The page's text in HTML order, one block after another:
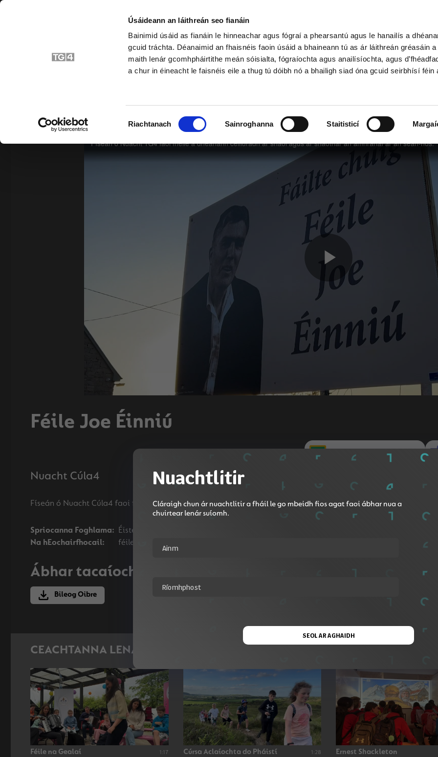
Úsáideann an láithreán seo fianáin
Bainimid úsáid as fianáin le hinneachar agus fógraí a phearsantú agus le hanailís a
gcuid tráchta. Déanaimid an fhaisnéis faoin úsáid a bhaineann tú as ár láithreán gréasáin
maith lenár gcomhpháirtithe meán sóisialta, fógraíochta agus anailísíochta, agus
a chur in éineacht le faisnéis eile a thug tú dóibh nó a bhailigh siad óna gcuid seirbhísí féin
Riachtanach Sainroghanna Staitisticí
Bunscoil Sraith Shóisearach & GCSE Ardteist, AS/
Físeán ó Nuacht TG4 faoi fhéile a dhéanann ceiliúradh ar shaol agus ar shaothar an amhránaí ar an sean-nós.
Play
Video
Féile Joe Éinniú
Roinn le Google Classroom
Nuacht Cúla4
Spriocanna Foghlama:
Éisteacht, scríobh, léitheoireacht, caint
Na hEochairfhocail:
féile, seisiún ceoil, amhránaí, imeachtaí
Ábhar tacaíochta
Bileog Oibre
CEACHTANNA LENA MBAINEANN
Féile na Gealaí 1:17 Cúrsa Aclaíochta do Pháistí 1:28 Ernest Shackleton
Nuachtlitir
Cláraigh chun ár nuachtlitir a fháil le go mbeidh fios agat faoi ábhar nua a
chuirtear lenár suíomh.
SEOL AR AGHAIDH